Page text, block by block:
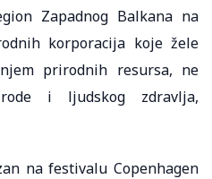
Zapadnog Balkana na
korporacija koje žele
prirodnih resursa, ne
i ljudskog zdravlja,
na festivalu Copenhagen